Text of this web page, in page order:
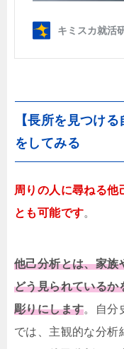
【長所を見つけ
をしてみる
周りの人に尋ねる他
とも可能です。
他己分析とは、家族
どう見られているか
彫りにします。自分
では、主観的な分析